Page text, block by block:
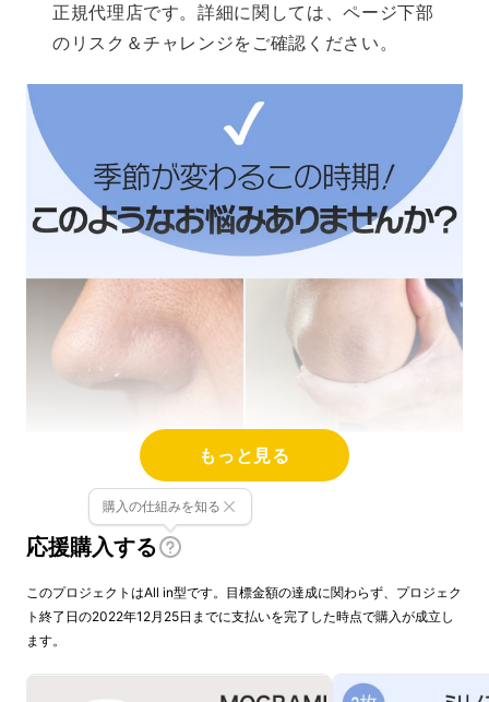
正規代理店です。詳細に関しては、ページ下部
のリスク＆チャレンジをご確認ください。
もっと見る
応援購入する
購入の仕組みを知る
このプロジェクトはAll in型です。目標金額の達成に関わらず、プロジェク
ト終了日の2022年12月25日までに支払いを完了した時点で購入が成立し
ます。